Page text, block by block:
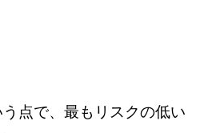
点で、最もリスクの低い